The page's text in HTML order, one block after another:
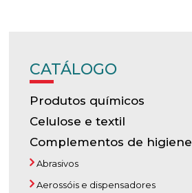
CATÁLOGO
Produtos químicos
Celulose e textil
Complementos de higiene
Abrasivos
Aerossóis e dispensadores